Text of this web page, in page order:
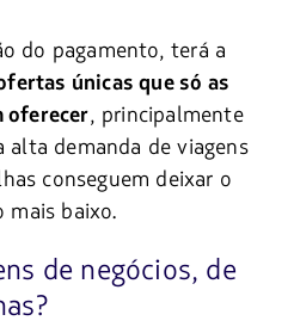
do pagamento, terá a
únicas que só as
oferecer, principalmente
alta demanda de viagens
conseguem deixar o
baixo.
de negócios, de